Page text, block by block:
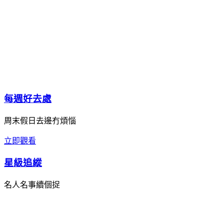
每週好去處
周末假日去邊冇煩惱
立即觀看
星級追縱
名人名事續個捉